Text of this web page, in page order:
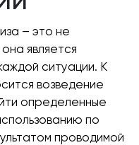
– это не
является
ситуации. К
возведение
определенные
по
проводимой